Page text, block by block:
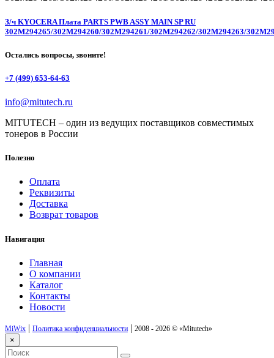
З/ч KYOCERA Плата PARTS PWB ASSY MAIN SP RU
302M294265/302M294260/302M294261/302M294262/302M294263/
Остались вопросы, звоните!
+7 (499) 653-64-63
info@mitutech.ru
MITUTECH – один из ведущих поставщиков совместимых
тонеров в России
Полезно
Оплата
Реквизиты
Доставка
Возврат товаров
Навигация
Главная
О компании
Каталог
Контакты
Новости
MiWix | Политика конфиденциальности | 2008 - 2026 © «Mitutech»
×